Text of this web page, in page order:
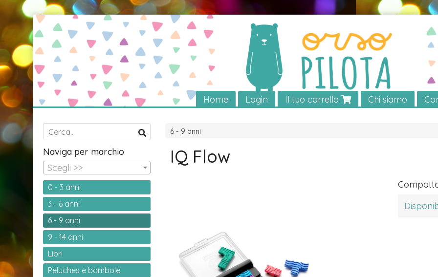
Home Login Il tuo carrello Chi siamo
6 - 9 anni
IQ Flow
Naviga per marchio
Scegli >>
0 - 3 anni
3 - 6 anni
6 - 9 anni
9 - 14 anni
Libri
Peluches e bambole